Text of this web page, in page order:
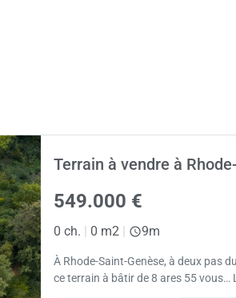
Terrain à vendre à
549.000 €
0 ch. 0 m2 9m
À Rhode-Saint-Genèse, à deux pas
ce terrain à bâtir de 8 ares 55 vous…